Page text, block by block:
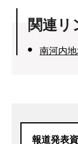
関連リ
南河内
報道発表